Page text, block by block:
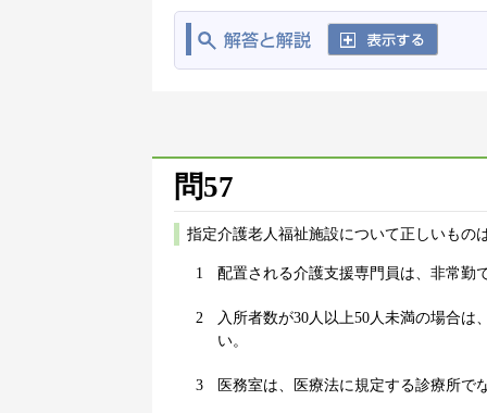
問57
指定介護老人福祉施設について正しいもの
1 配置される介護支援専門員は、非常勤
2
入所者数が30人以上50人未満の場合
い。
3 医務室は、医療法に規定する診療所で